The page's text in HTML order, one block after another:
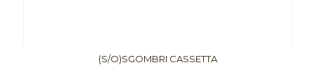
(S/O)SGOMBRI CASSETTA